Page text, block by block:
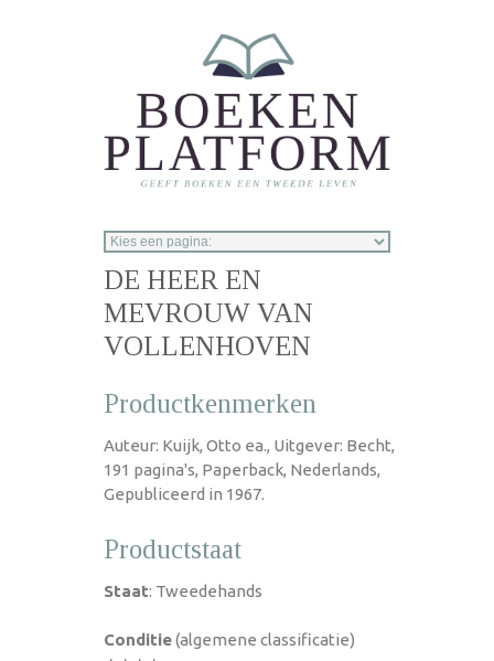
DE HEER EN
MEVROUW VAN
VOLLENHOVEN
Productkenmerken
Auteur: Kuijk, Otto ea., Uitgever: Becht,
191 pagina's, Paperback, Nederlands,
Gepubliceerd in 1967.
Productstaat
Staat: Tweedehands
Conditie(algemene classificatie)